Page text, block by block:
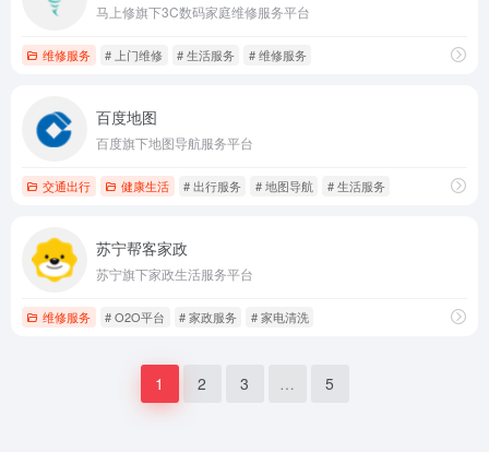
马上修旗下3C数码家庭维修服务平台
维修服务 # 上门维修 # 生活服务 # 维修服务
百度地图
百度旗下地图导航服务平台
交通出行 健康生活 # 出行服务 # 地图导航 # 生活服务
苏宁帮客家政
苏宁旗下家政生活服务平台
维修服务 # O2O平台 # 家政服务 # 家电清洗
1 2 3 … 5